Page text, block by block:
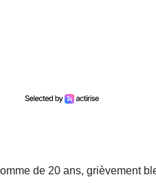
de 20 ans, grièvement